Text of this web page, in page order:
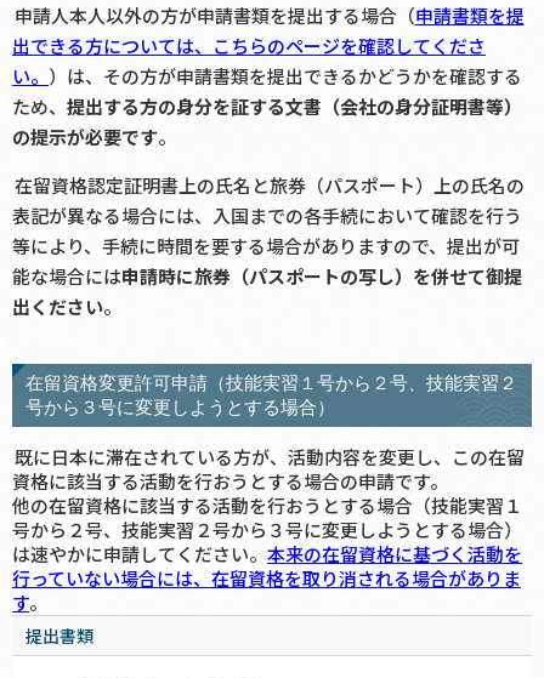
申請人本人以外の方が申請書類を提出する場合（申請書類を提
出できる方については、こちらのページを確認してくださ
い。 ）は、その方が申請書類を提出できるかどうかを確認する
ため、 提出する方の身分を証する文書（会社の身分証明書等）
の提示が必要です。
在留資格認定証明書上の氏名と旅券（パスポート）上の氏名の
表記が異なる場合には、入国までの各手続において確認を行う
等により、手続に時間を要する場合がありますので、提出が可
能な場合には申請時に旅券（パスポートの写し）を併せて御提
出ください。
在留資格変更許可申請（技能実習１号から２号、技能実習２
号から３号に変更しようとする場合）
既に日本に滞在されている方が、活動内容を変更し、この在留
資格に該当する活動を行おうとする場合の申請です。
他の在留資格に該当する活動を行おうとする場合（技能実習１
号から２号、技能実習２号から３号に変更しようとする場合）
は速やかに申請してください。 本来の在留資格に基づく活動を
行っていない場合には、在留資格を取り消される場合がありま
す。
提出書類